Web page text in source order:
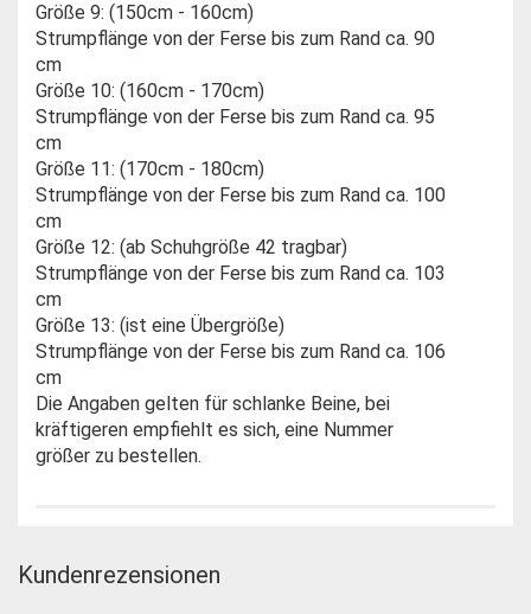
Größe 9: (150cm - 160cm)
Strumpflänge von der Ferse bis zum Rand ca. 90
cm
Größe 10: (160cm - 170cm)
Strumpflänge von der Ferse bis zum Rand ca. 95
cm
Größe 11: (170cm - 180cm)
Strumpflänge von der Ferse bis zum Rand ca. 100
cm
Größe 12: (ab Schuhgröße 42 tragbar)
Strumpflänge von der Ferse bis zum Rand ca. 103
cm
Größe 13: (ist eine Übergröße)
Strumpflänge von der Ferse bis zum Rand ca. 106
cm
Die Angaben gelten für schlanke Beine, bei
kräftigeren empfiehlt es sich, eine Nummer
größer zu bestellen.
Kundenrezensionen